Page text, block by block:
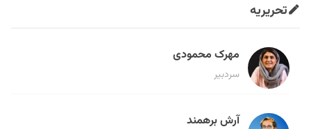
تحریریه
مهرک محمودی
سردبیر
آرش برهمند